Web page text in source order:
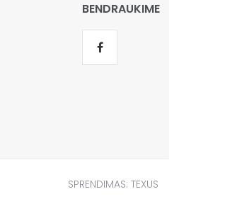
BENDRAUKIME
SPRENDIMAS: TEXUS